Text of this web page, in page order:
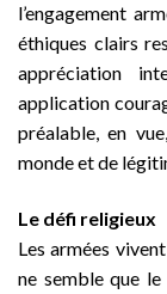
l’engagement
éthiques clairs
appréciation
application
préalable, en
monde et de
Le défi religieux
Les armées
ne semble que